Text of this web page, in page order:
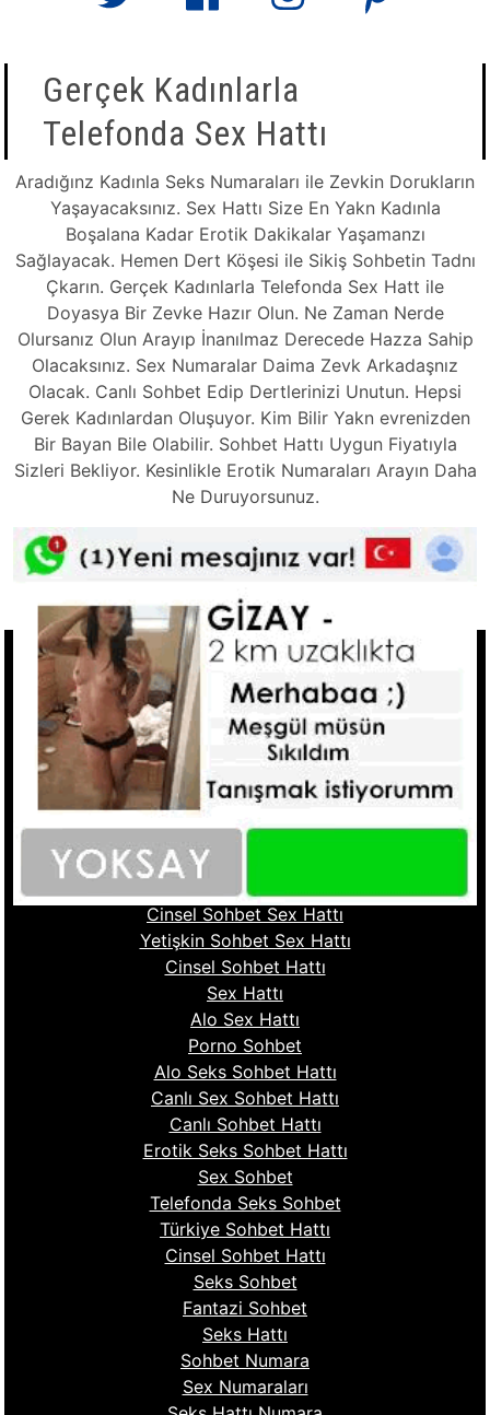
Gerçek Kadınlarla
Telefonda Sex Hattı
Aradığınz Kadınla Seks Numaraları ile Zevkin Dorukların
Yaşayacaksınız. Sex Hattı Size En Yakn Kadınla
Boşalana Kadar Erotik Dakikalar Yaşamanzı
Sağlayacak. Hemen Dert Köşesi ile Sikiş Sohbetin Tadnı
Çkarın. Gerçek Kadınlarla Telefonda Sex Hatt ile
Doyasya Bir Zevke Hazır Olun. Ne Zaman Nerde
Olursanız Olun Arayıp İnanılmaz Derecede Hazza Sahip
Olacaksınız. Sex Numaralar Daima Zevk Arkadaşnız
Olacak. Canlı Sohbet Edip Dertlerinizi Unutun. Hepsi
Gerek Kadınlardan Oluşuyor. Kim Bilir Yakn evrenizden
Bir Bayan Bile Olabilir. Sohbet Hattı Uygun Fiyatıyla
Sizleri Bekliyor. Kesinlikle Erotik Numaraları Arayın Daha
Ne Duruyorsunuz.
Tkla Ara
Hızlı Linkler
Ucuz Telefonda Sex Hattı
Seks Hattı Numaraları
Sex Numaraları
Whatsapp Seks Numaralar
Fantazi Sohbet
Ucuz Sex Hattı
Sohbet Numara
Cinsel Sohbet Hattı
Cinsel Sohbet Sex Hattı
Yetişkin Sohbet Sex Hattı
Cinsel Sohbet Hattı
Sex Hattı
Alo Sex Hattı
Porno Sohbet
Alo Seks Sohbet Hattı
Canlı Sex Sohbet Hattı
Canlı Sohbet Hattı
Erotik Seks Sohbet Hattı
Sex Sohbet
Telefonda Seks Sohbet
Türkiye Sohbet Hattı
Cinsel Sohbet Hattı
Seks Sohbet
Fantazi Sohbet
Seks Hattı
Sohbet Numara
Sex Numaraları